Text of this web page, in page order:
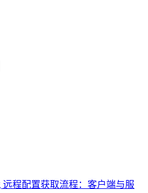
远程配置获取流程：客户端与服